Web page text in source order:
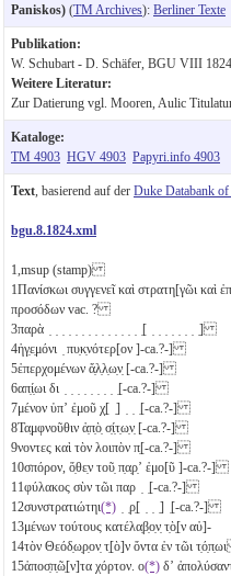
Paniskos) (TM Archives): Berliner Texte
Publikation:
W. Schubart - D. Schäfer, BGU VIII 1824.
Weitere Literatur:
Zur Datierung vgl. Mooren, Aulic
Kataloge:
TM 4903 HGV 4903 Papyri.info 4903
Text , basierend auf der Duke Databank
bgu.8.1824.xml
1,msup (stamp)
1Πανίσκωι συγγενεῖ καὶ στρατη[γῶι
προσόδων vac. ?
3παρὰ ̣ ̣ ̣ ̣ ̣ ̣ ̣ ̣ ̣ ̣ ̣ ̣ ̣ ̣ ̣[ ̣ ̣ ̣ ̣ ̣ ̣ ̣ ̣]
4ἡγ̣ε̣μόνι ̣ πυ̣κ̣νότερ[ον ]-ca.?-]
5ἐπερχομένων ἄ̣λ̣λ̣ω̣ν̣ [-ca.?-]
6απ̣ί̣ωι δι ̣ ̣ ̣ ̣ ̣ ̣ ̣ ̣ ̣[-ca.?-]
7μένον ὑπʼ ἐμοῦ χ̣[ ̣] ̣ ̣ ̣[-ca.?-]
8Τα̣μφνοῦθιν ἀ̣π̣ὸ̣ σ̣ί̣τ̣ω̣ν̣ [-ca.?-]
9νοντες καὶ τὸν λοιπὸν π̣[-ca.?-]
10σπόρον, ὅ̣θε̣ν τοῦ̣ π̣α̣ρ̣ʼ ἐμο[ῦ ]-ca.?-]
11φύλακος σὺν τῶι παρ ̣ ̣[-ca.?-]
12συνστρατιώτηι(*) ̣ ̣ρ̣[ ̣ ̣ ̣] ̣[-ca.?-]
13μένων τούτους κατέλα̣β̣ο̣ν̣ τ̣ὸ̣[ν αὐ]-
14τὸν Θεόδ̣ω̣ρ̣ον̣ τ̣[ὸ]ν ὄντα ἐν τῶι
15ἀποσ̣π̣ῶ̣[ν]τα χόρτον. ο(*) δʼ